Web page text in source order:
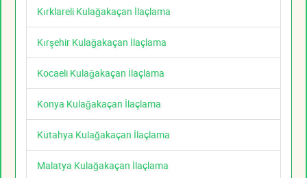
Kırklareli Kulağakaçan İlaçlama
Kırşehir Kulağakaçan İlaçlama
Kocaeli Kulağakaçan İlaçlama
Konya Kulağakaçan İlaçlama
Kütahya Kulağakaçan İlaçlama
Malatya Kulağakaçan İlaçlama